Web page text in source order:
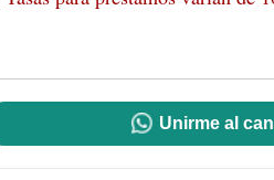
Unirme al